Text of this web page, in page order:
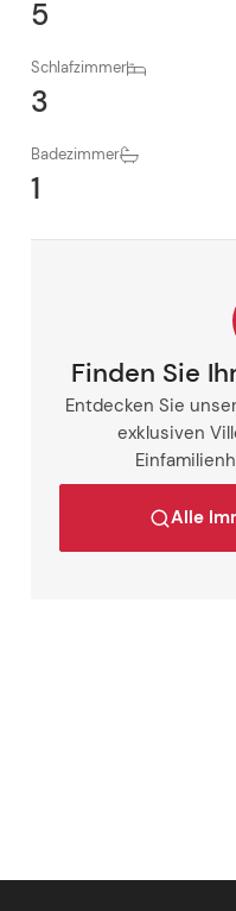
5
Schlafzimmer
3
Badezimmer
1
Finden Sie
Entdecken Sie
exklusiven
Alle